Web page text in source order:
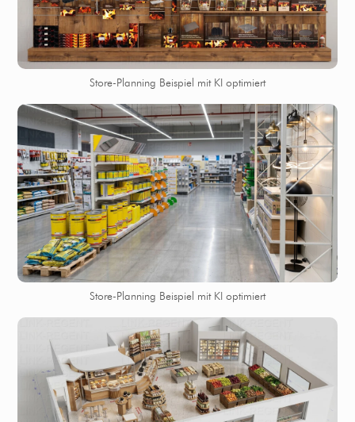
Store-Planning Beispiel mit KI optimiert
Store-Planning Beispiel mit KI optimiert